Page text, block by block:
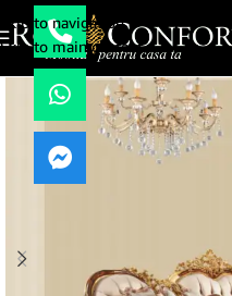
Skip to navigation
Skip to main content